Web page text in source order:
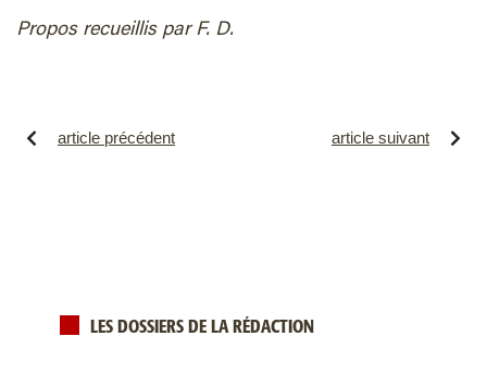
Propos recueillis par F. D.
article précédent article suivant
LES DOSSIERS DE LA RÉDACTION